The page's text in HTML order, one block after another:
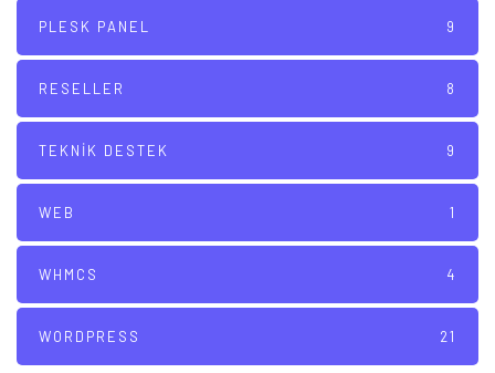
PLESK PANEL 9
RESELLER 8
TEKNIK DESTEK 9
WEB 1
WHMCS 4
WORDPRESS 21